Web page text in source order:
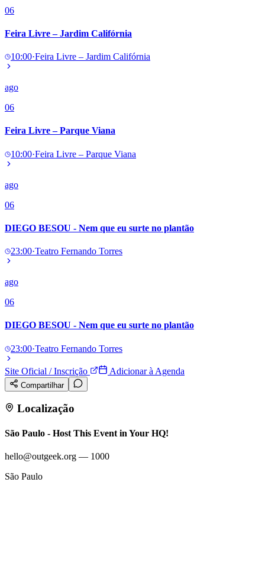
06
Feira Livre – Jardim Califórnia
10:00·Feira Livre – Jardim Califórnia
ago
06
Feira Livre – Parque Viana
10:00·Feira Livre – Parque Viana
ago
06
DIEGO BESOU - Nem que eu surte no plantão
23:00·Teatro Fernando Torres
ago
06
DIEGO BESOU - Nem que eu surte no plantão
23:00·Teatro Fernando Torres
Site Oficial / Inscrição Adicionar à Agenda
Compartilhar
Localização
São Paulo - Host This Event in Your HQ!
hello@outgeek.org — 1000
São Paulo